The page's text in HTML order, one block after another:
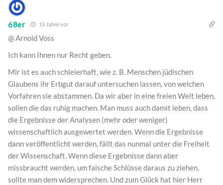
68er 15 Jahre vor
@ Arnold Voss
Ich kann Ihnen nur Recht geben.
Mir ist es auch schleierhaft, wie z. B. Menschen jüdischen
Glaubens ihr Erbgut darauf untersuchen lassen, von welchen
Vorfahren sie abstammen. Da wir aber in eine freien Welt leben,
sollen die das ruhig machen. Man muss auch damit leben, dass
die Ergebnisse der Analysen (mehr oder weniger)
wissenschaftlich ausgewertet werden. Wenn die Ergebnisse
dann veröffentlicht werden, fällt das nunmal unter die Freiheit
der Wissenschaft. Wenn diese Ergebnisse dann aber
missbraucht werden, um falsche Schlüsse daraus zu ziehen,
sollte man dem widersprechen. Und zum Glück hat hier Herr